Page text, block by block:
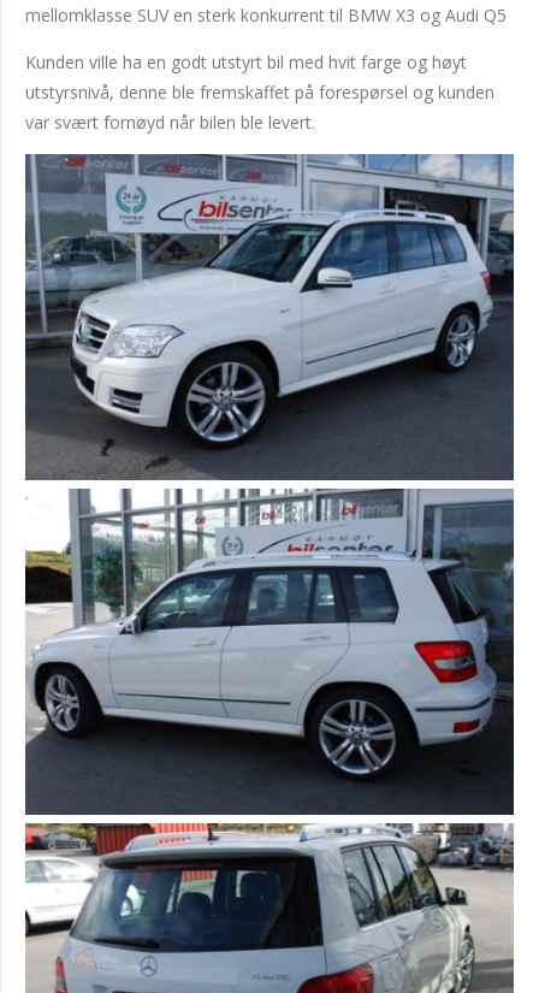
mellomklasse SUV en sterk konkurrent til BMW X3 og Audi Q5
Kunden ville ha en godt utstyrt bil med hvit farge og høyt
utstyrsnivå, denne ble fremskaffet på forespørsel og kunden
var svært fornøyd når bilen ble levert.